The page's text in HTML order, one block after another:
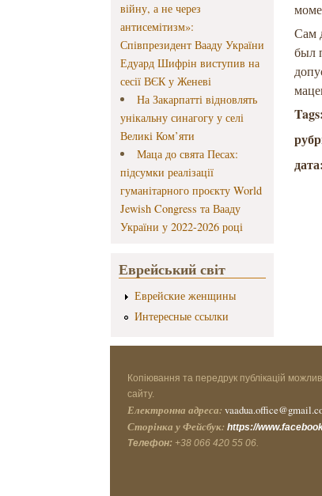
війну, а не через
антисемітизм»:
Співпрезидент Вааду України
Едуард Шифрін виступив на
сесії ВЄК у Женеві
На Закарпатті відновлять
унікальну синагогу у селі
Великі Ком’яти
Маца до свята Песах:
підсумки реалізації
гуманітарного проєкту World
Jewish Congress та Вааду
України у 2022-2026 році
Еврейський світ
Еврейские женщины
Интересные ссылки
Сам
был
Tags:
дата:
Копіювання та передрук публікацій
сайту.
Електронна адреса:
Сторінка у Фейсбук: https://
Телефон: +38 066 420 55 06.